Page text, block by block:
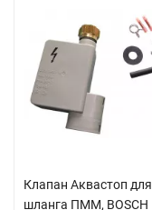
Клапан Аквастоп для
шланга ПММ, BOSCH